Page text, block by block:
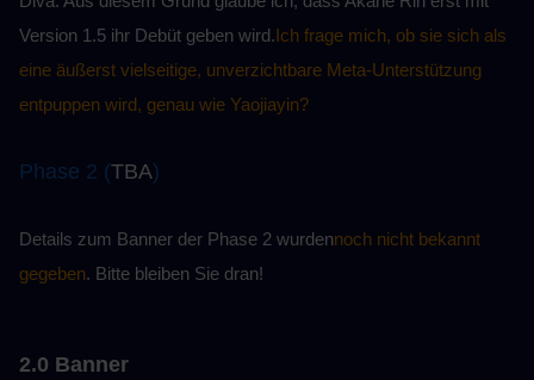
Version 1.5 ihr Debüt geben wird.Ich frage mich, ob sie sich als
eine äußerst vielseitige, unverzichtbare Meta-Unterstützung
entpuppen wird, genau wie Yaojiayin?
Phase 2 (TBA)
Details zum Banner der Phase 2 wurdennoch nicht bekannt
gegeben. Bitte bleiben Sie dran!
2.0 Banner